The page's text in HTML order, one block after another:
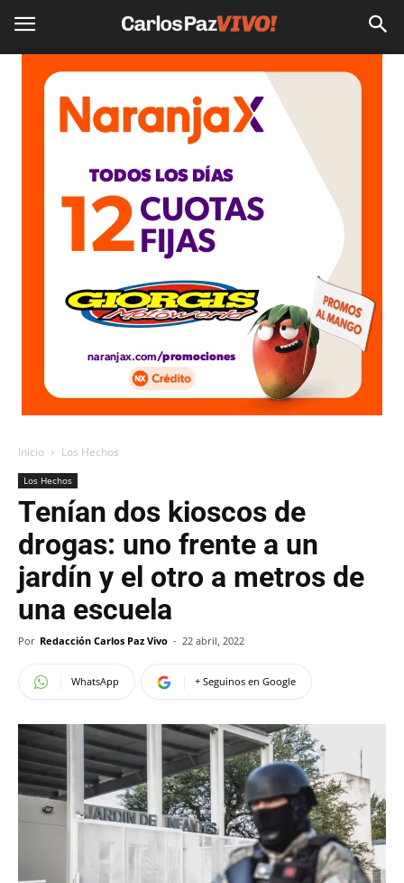
Inicio Los Hechos
Los Hechos
Tenían dos kioscos de
drogas: uno frente a un
jardín y el otro a metros de
una escuela
Por Redacción Carlos Paz Vivo - 22 abril, 2022
WhatsApp + Seguinos en Google